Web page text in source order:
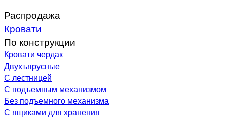
Распродажа
Кровати
По конструкции
Кровати чердак
Двухъярусные
С лестницей
С подъемным механизмом
Без подъемного механизма
С ящиками для хранения